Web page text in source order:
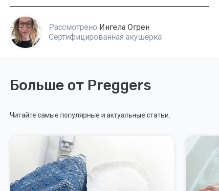
Рассмотрено Ингела Огрен
Сертифицированная акушерка
Больше от Preggers
Читайте самые популярные и актуальные статьи.